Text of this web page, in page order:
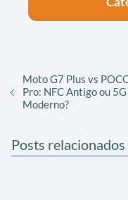
Moto G7 Plus vs
Pro: NFC Antigo ou 5G
Moderno?
Posts relacionados